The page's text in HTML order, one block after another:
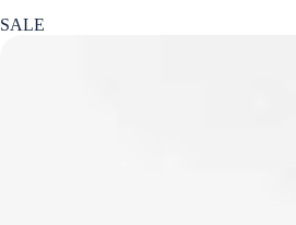
SALE